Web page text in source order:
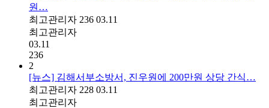
원…
최고관리자 236 03.11
최고관리자
03.11
236
2
[뉴스] 김해서부소방서, 진우원에 200만원 상당 간식…
최고관리자 228 03.11
최고관리자